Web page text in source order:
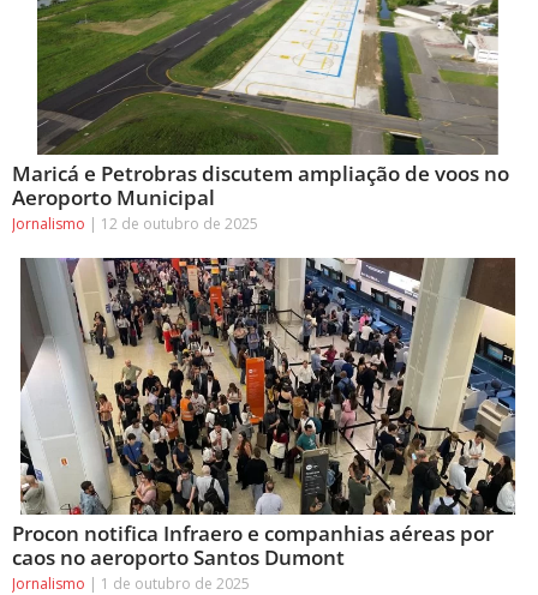
Maricá e Petrobras discutem ampliação de voos no
Aeroporto Municipal
Jornalismo 12 de outubro de 2025
Procon notifica Infraero e companhias aéreas por
caos no aeroporto Santos Dumont
Jornalismo 1 de outubro de 2025